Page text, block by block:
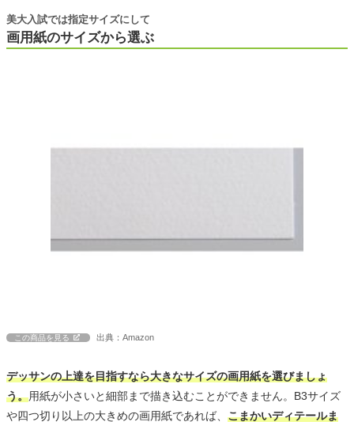
画用紙のサイズから選ぶ
美大入試では指定サイズにして
この商品を見る 出典：Amazon
デッサンの上達を目指すなら大きなサイズの画用紙を選びましょ
う。用紙が小さいと細部まで描き込むことができません。B3サイズ
や四つ切り以上の大きめの画用紙であれば、 こまかいディテールま